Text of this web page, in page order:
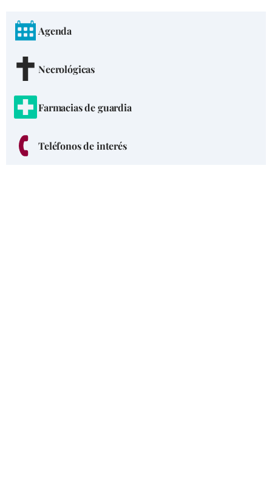
Agenda
Necrológicas
Farmacias de guardia
Teléfonos de interés